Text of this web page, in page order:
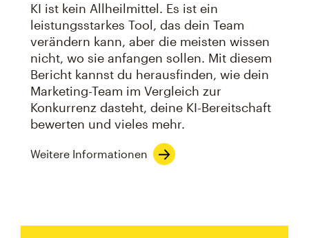
KI ist kein Allheilmittel. Es ist ein
leistungsstarkes Tool, das dein Team
verändern kann, aber die meisten wissen
nicht, wo sie anfangen sollen. Mit diesem
Bericht kannst du herausfinden, wie dein
Marketing-Team im Vergleich zur
Konkurrenz dasteht, deine KI-Bereitschaft
bewerten und vieles mehr.
Weitere Informationen